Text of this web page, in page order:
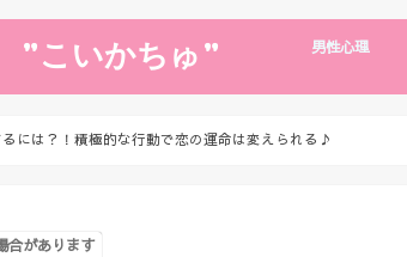
”こいかちゅ” 男性心理
片思い
男性心理
浮気・別れたい
には？！積極的な行動で恋の運命は変えられる♪
合があります